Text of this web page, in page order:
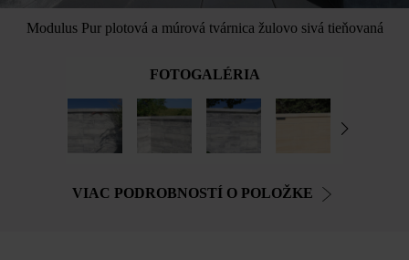
Modulus Pur plotová a múrová tvárnica žulovo sivá tieňovaná
FOTOGALÉRIA
VIAC PODROBNOSTÍ O POLOŽKE